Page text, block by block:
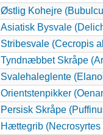
Østlig Kohejre
Asiatisk Bysvale
Stribesvale (Cecropis
Tyndnæbbet Skråpe
Svalehaleglente
Orientstenpikker
Persisk Skråpe
Hættegrib (Necrosyrtes